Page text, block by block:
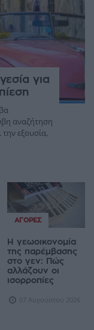
για
αναζήτηση
εξουσία,
ΑΓΟΡΈΣ
Η γεωοικονομία
της παρέμβασης
στο γεν: Πώς
αλλάζουν οι
ισορροπίες
07 Αυγούστου 2026